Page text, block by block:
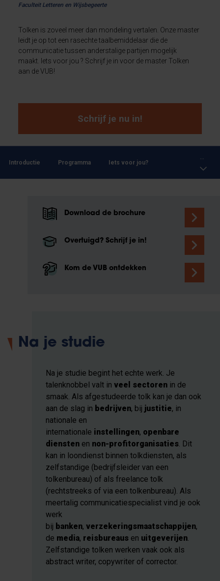
Faculteit Letteren en Wijsbegeerte
Tolken is zoveel meer dan mondeling vertalen. Onze master
leidt je op tot een rasechte taalbemiddelaar die de
communicatie tussen anderstalige partijen mogelijk
maakt. Iets voor jou ? Schrijf je in voor de master Tolken
aan de VUB!
Schrijf je nu in!
Introductie Programma Iets voor jou?
Download de brochure
Overtuigd? Schrijf je in!
Kom de VUB ontdekken
Na je studie
Na je studie begint het echte werk. Je
talenknobbel valt inveel sectoren in de
smaak. Als afgestudeerde tolk kan je dan ook
aan de slag in bedrijven, bij justitie, in
nationale en
internationale instellingen, openbare
diensten en non-profitorganisaties. Dit
kan in loondienst binnen tolkdiensten, als
zelfstandige (bedrijfsleider van een
tolkenbureau) of als freelance tolk
(rechtstreeks of via een tolkenbureau). Als
meertalig communicatiespecialist vind je ook
werk
bij banken,verzekeringsmaatschappijen,
de media, reisbureaus en uitgeverijen.
Zelfstandige tolken werken vaak ook als
abstract writer, copywriter of corrector.